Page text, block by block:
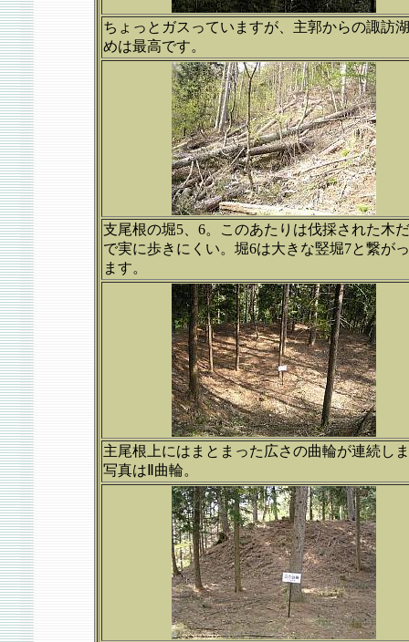
ちょっとガスっていますが、主郭からの諏訪
めは最高です。
支尾根の堀5、6。このあたりは伐採された木
で実に歩きにくい。堀6は大きな竪堀7と繋が
ます。
主尾根上にはまとまった広さの曲輪が連続し
写真はⅡ曲輪。